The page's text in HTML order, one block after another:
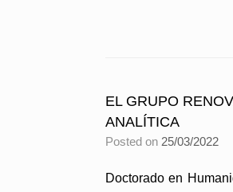
EL GRUPO
ANALÍTICA
Posted on 25/03/2022
Doctorado en